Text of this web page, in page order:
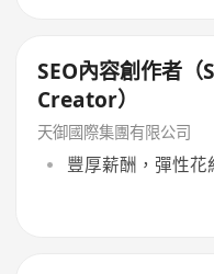
SEO內容創作者
Creator）
天御國際集團有限公司
豐厚薪酬，彈性花